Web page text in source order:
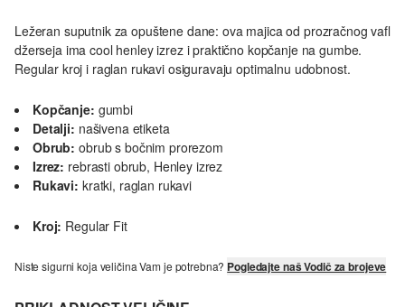
Ležeran suputnik za opuštene dane: ova majica od prozračnog vafl
džerseja ima cool henley izrez i praktično kopčanje na gumbe.
Regular kroj i raglan rukavi osiguravaju optimalnu udobnost.
Kopčanje: gumbi
Detalji: našivena etiketa
Obrub: obrub s bočnim prorezom
Izrez: rebrasti obrub, Henley izrez
Rukavi: kratki, raglan rukavi
Kroj: Regular Fit
Niste sigurni koja veličina Vam je potrebna? Pogledajte naš Vodič za brojeve